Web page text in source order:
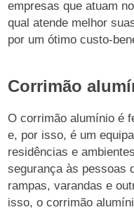
empresas que atuam
qual atende melhor
por um ótimo custo-
Corrimão
O corrimão alumínio é
e, por isso, é um
residências e
segurança às pessoas
rampas, varandas e
isso, o corrimão